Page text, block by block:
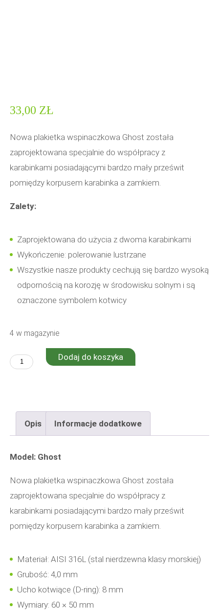
33,00 ZŁ
Nowa plakietka wspinaczkowa Ghost została
zaprojektowana specjalnie do współpracy z
karabinkami posiadającymi bardzo mały prześwit
pomiędzy korpusem karabinka a zamkiem.
Zalety:
Zaprojektowana do użycia z dwoma karabinkami
Wykończenie: polerowanie lustrzane
Wszystkie nasze produkty cechują się bardzo wysoką
odpornością na korozję w środowisku solnym i są
oznaczone symbolem kotwicy
4 w magazynie
ilość
Dodaj do koszyka
Opis Informacje dodatkowe
Model: Ghost
Nowa plakietka wspinaczkowa Ghost została
zaprojektowana specjalnie do współpracy z
karabinkami posiadającymi bardzo mały prześwit
pomiędzy korpusem karabinka a zamkiem.
Materiał: AISI 316L (stal nierdzewna klasy morskiej)
Grubość: 4,0 mm
Ucho kotwiące (D-ring): 8 mm
Wymiary: 60 × 50 mm